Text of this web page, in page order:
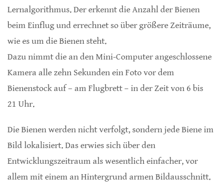
Lernalgorithmus. Der erkennt die Anzahl der Bienen
beim Einflug und errechnet so über größere Zeiträume,
wie es um die Bienen steht.
Dazu nimmt die an den Mini-Computer angeschlossene
Kamera alle zehn Sekunden ein Foto vor dem
Bienenstock auf – am Flugbrett – in der Zeit von 6 bis
21 Uhr.
Die Bienen werden nicht verfolgt, sondern jede Biene im
Bild lokalisiert. Das erwies sich über den
Entwicklungszeitraum als wesentlich einfacher, vor
allem mit einem an Hintergrund armen Bildausschnitt.